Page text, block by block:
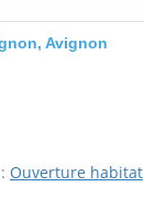
Avignon
Ouverture habitat